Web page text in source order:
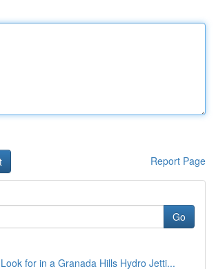
Report Page
Go
for in a Granada Hills Hydro Jetti...